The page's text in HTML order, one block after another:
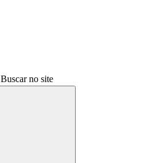
Buscar no site